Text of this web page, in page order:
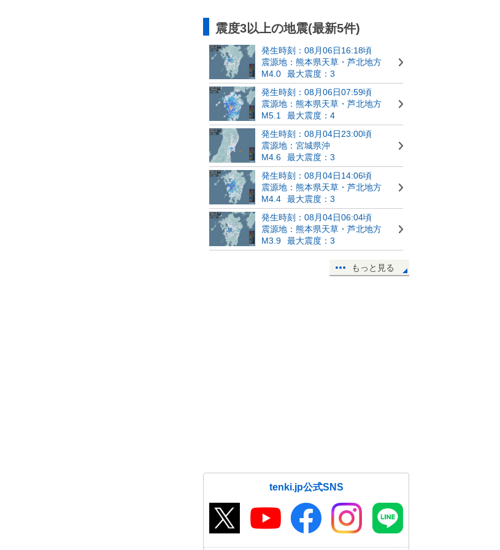
震度3以上の地震(最新5件)
発生時刻：08月06日16:18頃
震源地：熊本県天草・芦北地方
M4.0
最大震度：3
発生時刻：08月06日07:59頃
震源地：熊本県天草・芦北地方
M5.1
最大震度：4
発生時刻：08月04日23:00頃
震源地：宮城県沖
M4.6
最大震度：3
発生時刻：08月04日14:06頃
震源地：熊本県天草・芦北地方
M4.4
最大震度：3
発生時刻：08月04日06:04頃
震源地：熊本県天草・芦北地方
M3.9
最大震度：3
もっと見る
tenki.jp公式SNS